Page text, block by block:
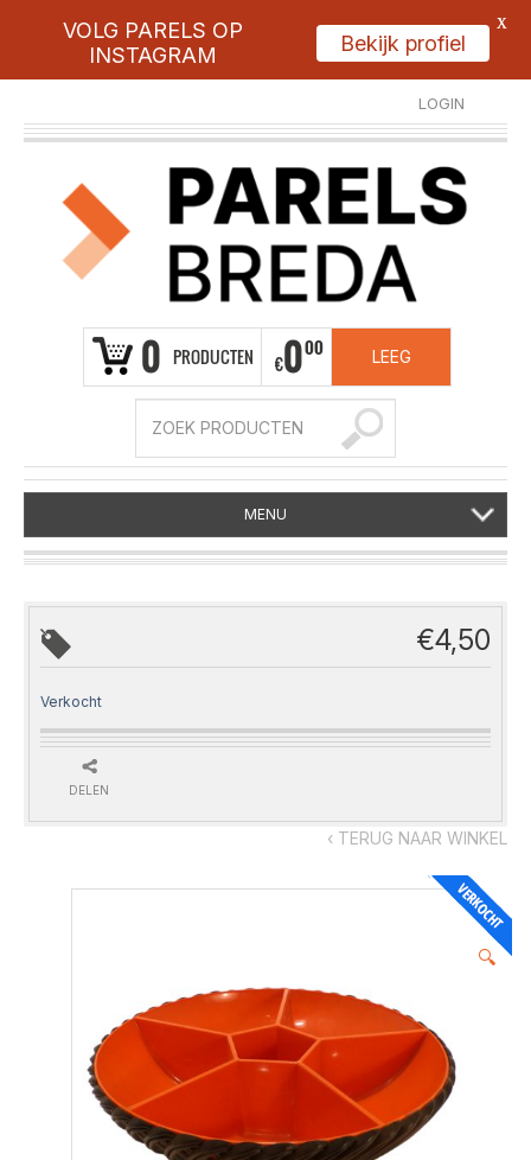
LOGIN
REGISTREER
0 PRODUCTEN €000 LEEG
MENU
‹ TERUG NAAR WINKEL
🔍
€4,50
Verkocht
DELEN
VOLG PARELS OP
INSTAGRAM
Bekijk profiel
X